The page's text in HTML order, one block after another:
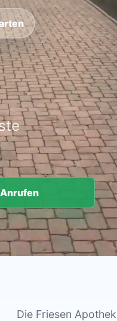
Anrufen
Die Friesen